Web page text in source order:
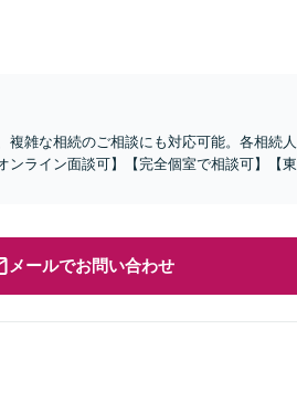
複雑な相続のご相談にも対応可能。各相続人
ンライン面談可】【完全個室で相談可】【東
メールでお問い合わせ